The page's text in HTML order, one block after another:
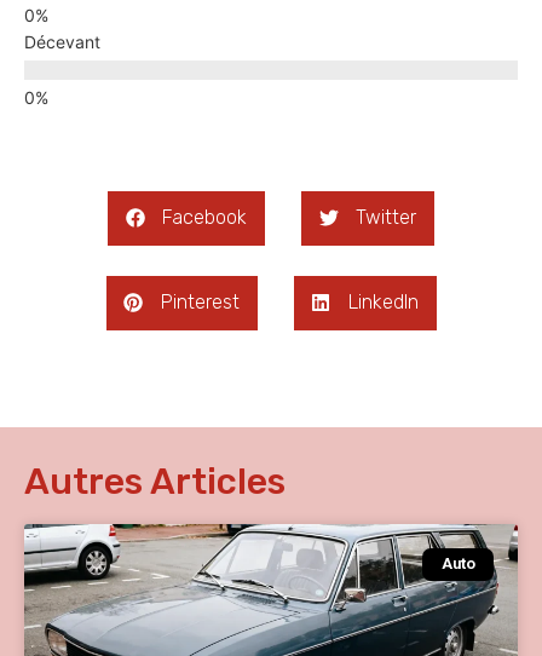
Décevant
Facebook Twitter
Pinterest LinkedIn
Autres Articles
Auto